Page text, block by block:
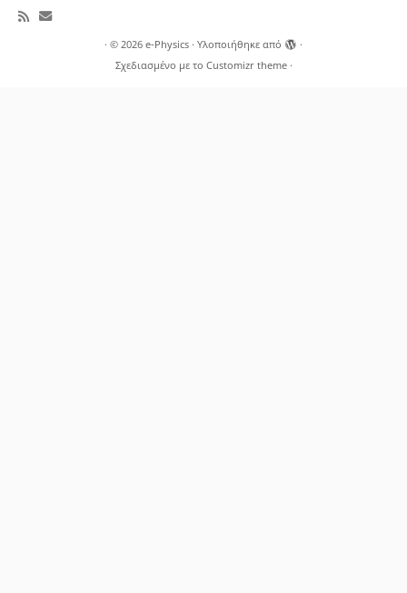
· © 2026 e-Physics · Υλοποιήθηκε από
·
Σχεδιασμένο με το Customizr theme·